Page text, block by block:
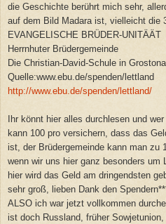
die Geschichte berührt mich sehr,
auf dem Bild Madara ist, vielleicht die
EVANGELISCHE BRÜDER-UNITÄÄT
Herrnhuter Brüdergemeinde
Die Christian-David-Schule in
Quelle:www.ebu.de/spenden/lettland
http://www.ebu.de/spenden/lettland/
Ihr könnt hier alles durchlesen und
kann 100 pro versichern, dass das
ist, der Brüdergemeinde kann man zu
wenn wir uns hier ganz besonders um
hier wird das Geld am dringendsten
sehr groß, lieben Dank den
ALSO ich war jetzt vollkommen
ist doch Russland, früher